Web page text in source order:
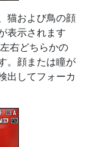
猫および鳥の顔
表示されます
右どちらかの
。顔または瞳が
出してフォーカ